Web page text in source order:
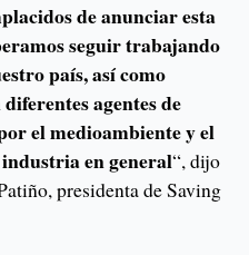
de anunciar esta
seguir trabajando
país, así como
agentes de
el medioambiente y el
en general“, dijo
presidenta de Saving